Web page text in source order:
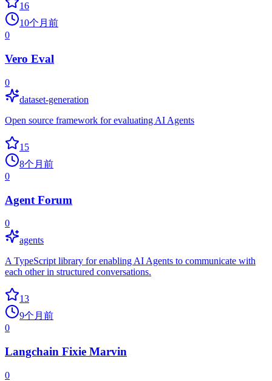
16
10个月前
0
Vero Eval
0
dataset-generation
Open source framework for evaluating AI Agents
15
8个月前
0
Agent Forum
0
agents
A TypeScript library for enabling AI Agents to communicate with
each other in structured conversations.
13
9个月前
0
Langchain Fixie Marvin
0